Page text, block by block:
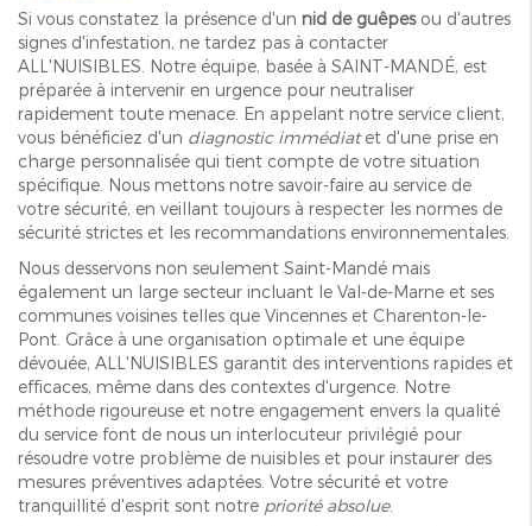
Si vous constatez la présence d'un nid de guêpesou d'autres
signes d'infestation, ne tardez pas à contacter
ALL'NUISIBLES. Notre équipe, basée à SAINT-MANDÉ, est
préparée à intervenir en urgence pour neutraliser
rapidement toute menace. En appelant notre service client,
vous bénéficiez d'un diagnostic immédiatet d'une prise en
charge personnalisée qui tient compte de votre situation
spécifique. Nous mettons notre savoir-faire au service de
votre sécurité, en veillant toujours à respecter les normes de
sécurité strictes et les recommandations environnementales.
Nous desservons non seulement Saint-Mandé mais
également un large secteur incluant le Val-de-Marne et ses
communes voisines telles que Vincennes et Charenton-le-
Pont. Grâce à une organisation optimale et une équipe
dévouée, ALL'NUISIBLES garantit des interventions rapides et
efficaces, même dans des contextes d'urgence. Notre
méthode rigoureuse et notre engagement envers la qualité
du service font de nous un interlocuteur privilégié pour
résoudre votre problème de nuisibles et pour instaurer des
mesures préventives adaptées. Votre sécurité et votre
tranquillité d'esprit sont notre priorité absolue.